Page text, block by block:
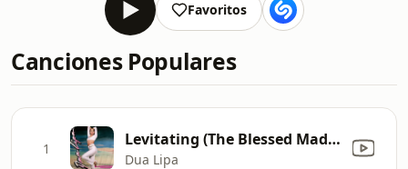
Favoritos
Canciones Populares
1 Levitating (The Blessed Madonna Remix) [feat. Madonna and Missy Elliott]
Dua Lipa